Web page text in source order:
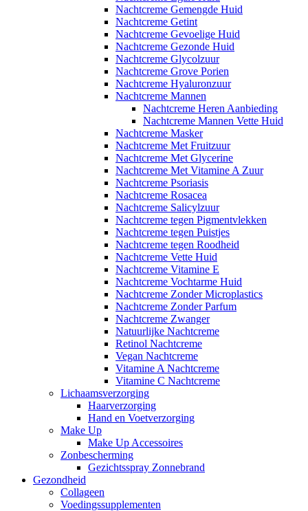
Nachtcreme Gemengde Huid
Nachtcreme Getint
Nachtcreme Gevoelige Huid
Nachtcreme Gezonde Huid
Nachtcreme Glycolzuur
Nachtcreme Grove Porien
Nachtcreme Hyaluronzuur
Nachtcreme Mannen
Nachtcreme Heren Aanbieding
Nachtcreme Mannen Vette Huid
Nachtcreme Masker
Nachtcreme Met Fruitzuur
Nachtcreme Met Glycerine
Nachtcreme Met Vitamine A Zuur
Nachtcreme Psoriasis
Nachtcreme Rosacea
Nachtcreme Salicylzuur
Nachtcreme tegen Pigmentvlekken
Nachtcreme tegen Puistjes
Nachtcreme tegen Roodheid
Nachtcreme Vette Huid
Nachtcreme Vitamine E
Nachtcreme Vochtarme Huid
Nachtcreme Zonder Microplastics
Nachtcreme Zonder Parfum
Nachtcreme Zwanger
Natuurlijke Nachtcreme
Retinol Nachtcreme
Vegan Nachtcreme
Vitamine A Nachtcreme
Vitamine C Nachtcreme
Lichaamsverzorging
Haarverzorging
Hand en Voetverzorging
Make Up
Make Up Accessoires
Zonbescherming
Gezichtsspray Zonnebrand
Gezondheid
Collageen
Voedingssupplementen